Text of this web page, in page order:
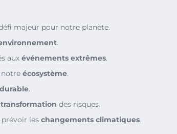
majeur pour notre planète.
.
aux événements extrêmes.
notre écosystème.
durable.
transformation des risques.
les changements climatiques.